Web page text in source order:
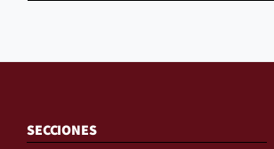
SECCIONES